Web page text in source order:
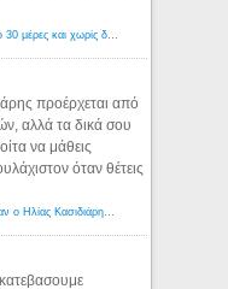
Εφορία: Κατάσχονται όλα ύστερα από 30 μέρες και χωρίς δικαστικές αποφάσεις - Λόγιος Ερμής
προέρχεται από
αλλά τα δικά σου
να μάθεις
όταν θέτεις
Αμερικανοί ρατσιστές αναρωτιούνται αν ο Ηλίας Κασιδιάρης ανήκει στη λευκή φυλή... - Λόγιος Ερμής